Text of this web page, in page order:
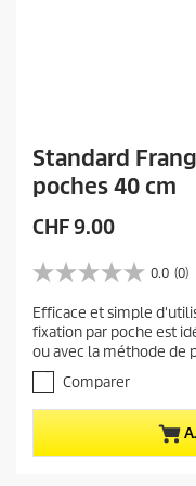
Standard
poches 40 cm
P
i
a
c
t
u
e
l
d
CHF 9.00
0.0 (0)
0
0
s
u
5
é
t
o
Efficace et simple
fixation par poche est
ou avec la méthode de
Comparer